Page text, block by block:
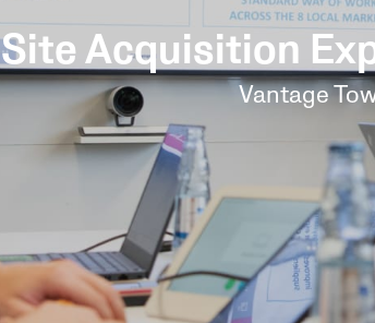
Site Acquisition
Vantage